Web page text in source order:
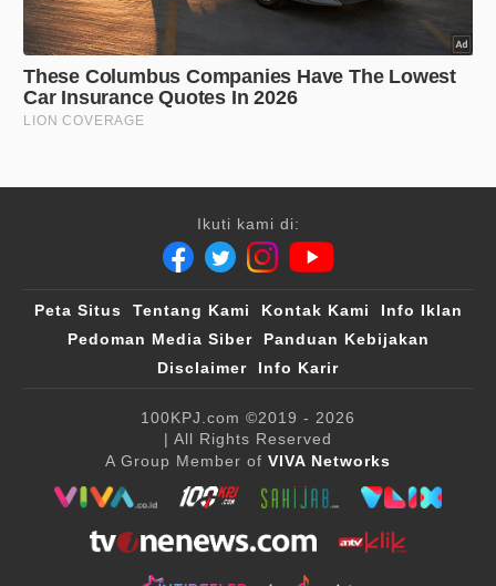
Ikuti kami di:
Peta Situs Tentang Kami Kontak Kami
Info Iklan
Pedoman Media Siber
Panduan Kebijakan
Disclaimer
Info Karir
100KPJ.com ©2019 - 2026
| All Rights Reserved
A Group Member of VIVA Networks